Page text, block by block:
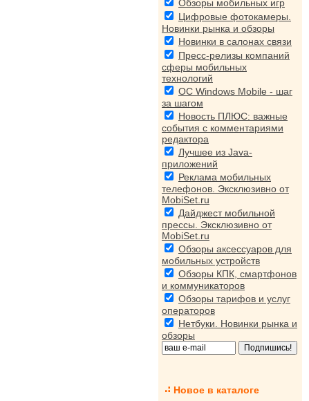
Обзоры мобильных игр
Цифровые фотокамеры.
Новинки рынка и обзоры
Новинки в салонах связи
Пресс-релизы компаний
сферы мобильных
технологий
ОС Windows Mobile - шаг
за шагом
Новость ПЛЮС: важные
события с комментариями
редактора
Лучшее из Java-
приложений
Реклама мобильных
телефонов. Эксклюзивно от
MobiSet.ru
Дайджест мобильной
прессы. Эксклюзивно от
MobiSet.ru
Обзоры аксессуаров для
мобильных устройств
Обзоры КПК, смартфонов
и коммуникаторов
Обзоры тарифов и услуг
операторов
Нетбуки. Новинки рынка и
обзоры
Новое в каталоге